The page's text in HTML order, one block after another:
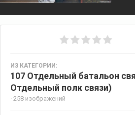
ИЗ КАТЕГОРИИ:
107 Отдельный батальон
Отдельный полк связи)
· 258 изображений